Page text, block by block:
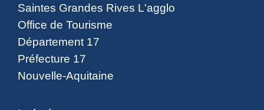
Saintes Grandes Rives L'agglo
Office de Tourisme
Département 17
Préfecture 17
Nouvelle-Aquitaine